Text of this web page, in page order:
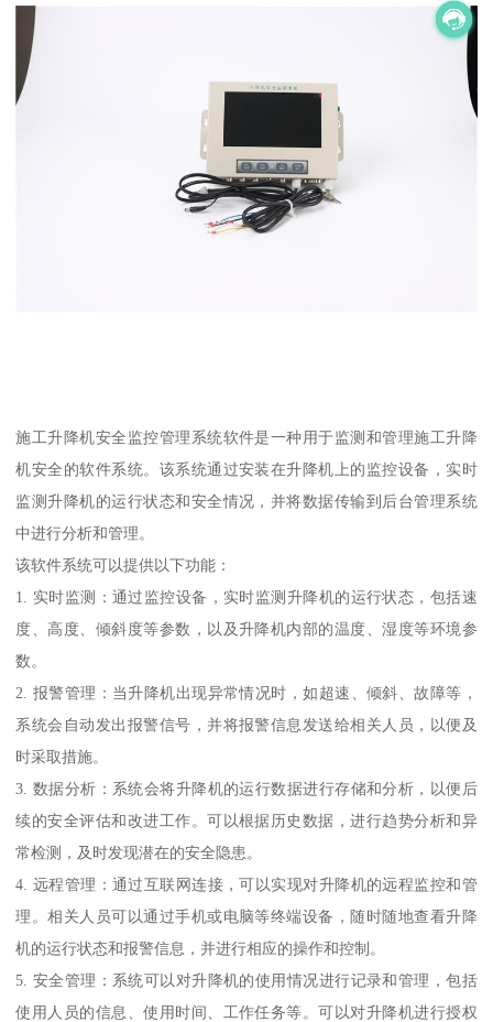
施工升降机安全监控管理系统软件是一种用于监测和管理施工升降
机安全的软件系统。该系统通过安装在升降机上的监控设备，实时
监测升降机的运行状态和安全情况，并将数据传输到后台管理系统
中进行分析和管理。
该软件系统可以提供以下功能：
1. 实时监测：通过监控设备，实时监测升降机的运行状态，包括速
度、高度、倾斜度等参数，以及升降机内部的温度、湿度等环境参
数。
2. 报警管理：当升降机出现异常情况时，如超速、倾斜、故障等，
系统会自动发出报警信号，并将报警信息发送给相关人员，以便及
时采取措施。
3. 数据分析：系统会将升降机的运行数据进行存储和分析，以便后
续的安全评估和改进工作。可以根据历史数据，进行趋势分析和异
常检测，及时发现潜在的安全隐患。
4. 远程管理：通过互联网连接，可以实现对升降机的远程监控和管
理。相关人员可以通过手机或电脑等终端设备，随时随地查看升降
机的运行状态和报警信息，并进行相应的操作和控制。
5. 安全管理：系统可以对升降机的使用情况进行记录和管理，包括
使用人员的信息、使用时间、工作任务等。可以对升降机进行授权